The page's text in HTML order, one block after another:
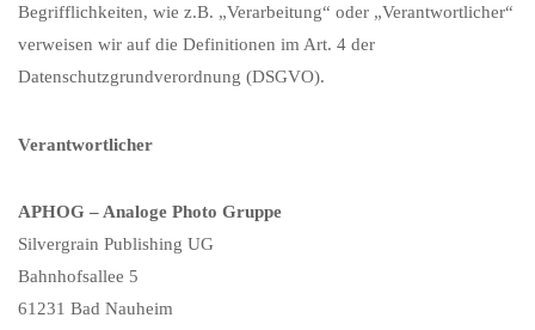
Begrifflichkeiten, wie z.B. „Verarbeitung“ oder „Verantwortlicher“
verweisen wir auf die Definitionen im Art. 4 der
Datenschutzgrundverordnung (DSGVO).
Verantwortlicher
APHOG – Analoge Photo Gruppe
Silvergrain Publishing UG
Bahnhofsallee 5
61231 Bad Nauheim